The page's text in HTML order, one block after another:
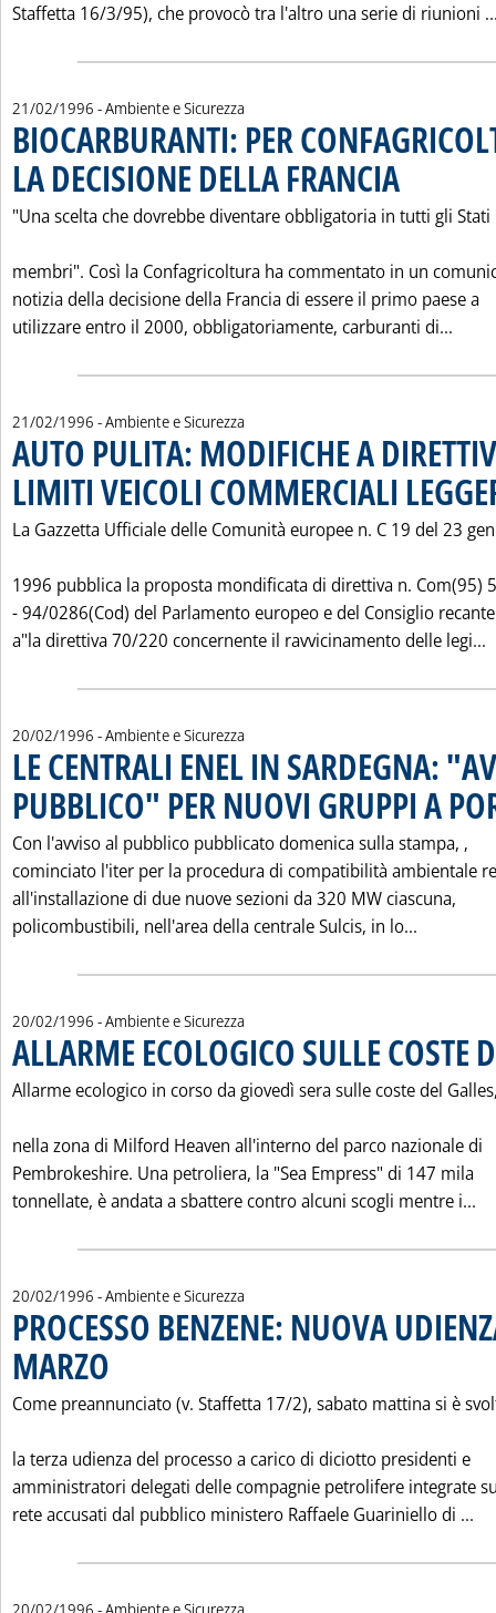
Staffetta 16/3/95), che provocò tra l'altro una serie di riunioni
21/02/1996 - Ambiente e Sicurezza
BIOCARBURANTI: PER
LA DECISIONE DELLA FRANCIA
"Una scelta che dovrebbe diventare obbligatoria in tutti gli Stati
membri". Così la Confagricoltura ha commentato in un
notizia della decisione della Francia di essere il primo paese a
utilizzare entro il 2000, obbligatoriamente, carburanti di...
21/02/1996 - Ambiente e Sicurezza
AUTO PULITA: MODIFICHE A
LIMITI VEICOLI COMMERCIALI
La Gazzetta Ufficiale delle Comunità europee n. C 19 del 23
1996 pubblica la proposta mondificata di direttiva n. Com(95)
- 94/0286(Cod) del Parlamento europeo e del Consiglio
a"la direttiva 70/220 concernente il ravvicinamento delle legi...
20/02/1996 - Ambiente e Sicurezza
LE CENTRALI ENEL IN SARDEGNA:
PUBBLICO" PER NUOVI GRUPPI A
Con l'avviso al pubblico pubblicato domenica sulla stampa, ‚
cominciato l'iter per la procedura di compatibilità ambientale
all'installazione di due nuove sezioni da 320 MW ciascuna,
policombustibili, nell'area della centrale Sulcis, in lo...
20/02/1996 - Ambiente e Sicurezza
ALLARME ECOLOGICO SULLE COSTE
Allarme ecologico in corso da giovedì sera sulle coste del
nella zona di Milford Heaven all'interno del parco nazionale di
Pembrokeshire. Una petroliera, la "Sea Empress" di 147 mila
tonnellate, è andata a sbattere contro alcuni scogli mentre i...
20/02/1996 - Ambiente e Sicurezza
PROCESSO BENZENE: NUOVA
MARZO
Come preannunciato (v. Staffetta 17/2), sabato mattina si è
la terza udienza del processo a carico di diciotto presidenti e
amministratori delegati delle compagnie petrolifere integrate
rete accusati dal pubblico ministero Raffaele Guariniello di ...